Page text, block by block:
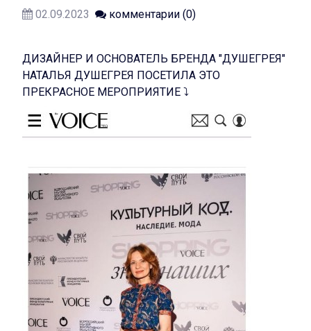
02.09.2023 комментарии (0)
ДИЗАЙНЕР И ОСНОВАТЕЛЬ БРЕНДА "ДУШЕГРЕЯ"
НАТАЛЬЯ ДУШЕГРЕЯ ПОСЕТИЛА ЭТО
ПРЕКРАСНОЕ МЕРОПРИЯТИЕ ⤵️